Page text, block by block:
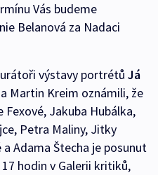
Vás budeme
Belanová za Nadaci
výstavy portrétů Já
Martin Kreim oznámili, že
Jakuba Hubálka,
Petra Maliny, Jitky
a Adama Štecha je posunut
hodin v Galerii kritiků,